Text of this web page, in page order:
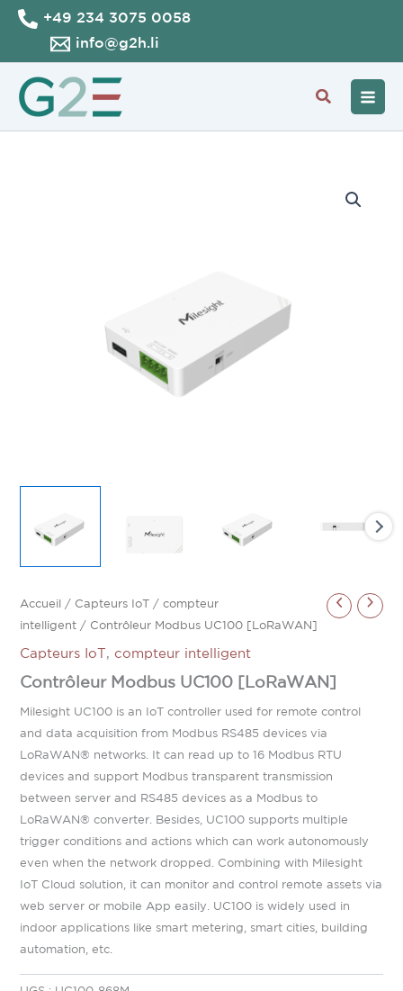
Aller
contenu
+49 234 3075 0058
info@g2h.li
Accueil / Capteurs IoT /compteur
intelligent / Contrôleur Modbus UC100 [LoRaWAN]
Capteurs IoT ,compteur intelligent
Contrôleur Modbus UC100 [LoRaWAN]
Milesight UC100 is an IoT controller used for remote control
and data acquisition from Modbus RS485 devices via
LoRaWAN® networks. It can read up to 16 Modbus RTU
devices and support Modbus transparent transmission
between server and RS485 devices as a Modbus to
LoRaWAN® converter. Besides, UC100 supports multiple
trigger conditions and actions which can work autonomously
even when the network dropped. Combining with Milesight
IoT Cloud solution, it can monitor and control remote assets via
web server or mobile App easily. UC100 is widely used in
indoor applications like smart metering, smart cities, building
automation, etc.